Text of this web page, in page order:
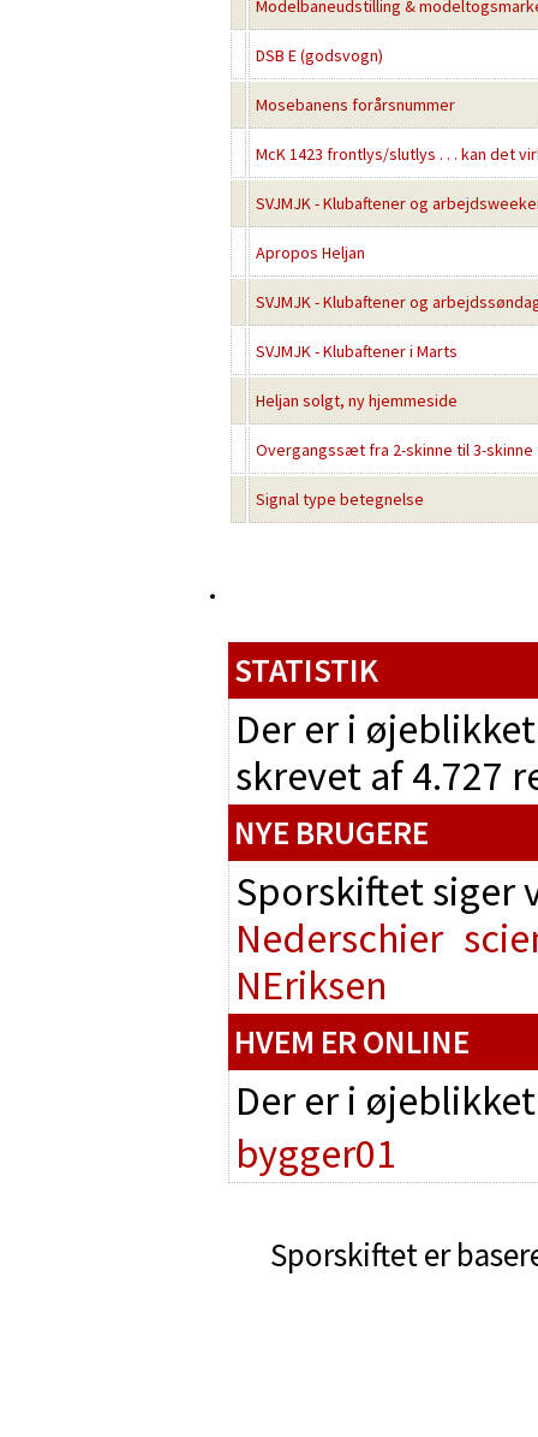
Modelbaneudstilling &
DSB E (godsvogn)
Mosebanens forårsnummer
McK 1423 frontlys/slutlys . . . kan det
SVJMJK - Klubaftener og
Apropos Heljan
SVJMJK - Klubaftener og
SVJMJK - Klubaftener i Marts
Heljan solgt, ny hjemmeside
Overgangssæt fra 2-skinne til 3-skinne
Signal type betegnelse
STATISTIK
Der er i
skrevet af 4.727
NYE BRUGERE
Sporskiftet
Nederschier
NEriksen
HVEM ER ONLINE
Der er i
bygger01
Sporskiftet er